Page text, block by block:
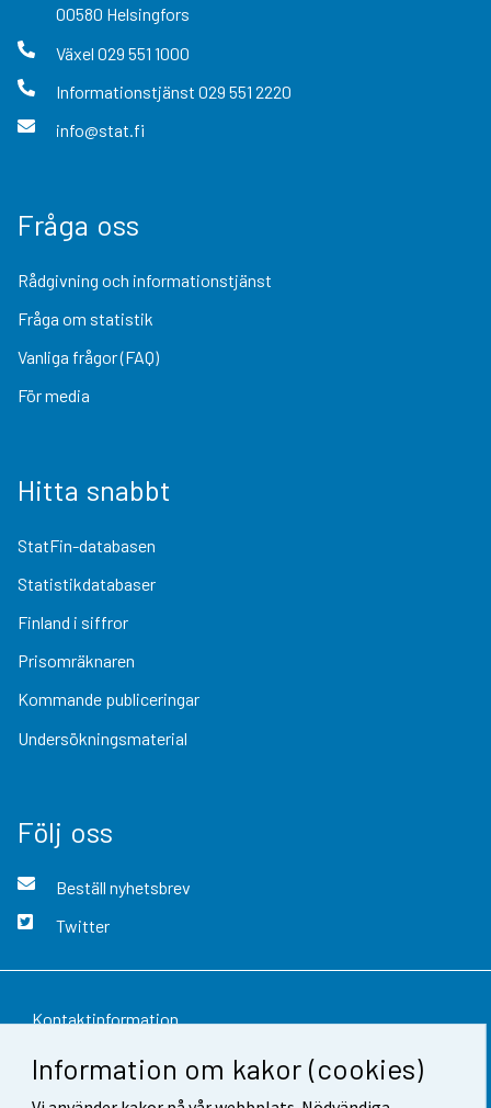
Information om kakor (cookies)
00580 Helsingfors
Växel 029 551 1000
Informationstjänst 029 551 2220
info@stat.fi
Fråga oss
Rådgivning och informationstjänst
Fråga om statistik
Vanliga frågor (FAQ)
För media
Hitta snabbt
StatFin-databasen
Statistikdatabaser
Finland i siffror
Prisomräknaren
Kommande publiceringar
Undersökningsmaterial
Följ oss
Beställ nyhetsbrev
Twitter
Kontaktinformation
Respons